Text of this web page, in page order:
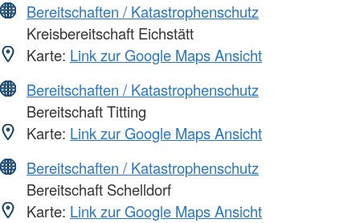
Bereitschaften / Katastrophenschutz
Kreisbereitschaft Eichstätt
Karte: Link zur Google Maps Ansicht
Bereitschaften / Katastrophenschutz
Bereitschaft Titting
Karte: Link zur Google Maps Ansicht
Bereitschaften / Katastrophenschutz
Bereitschaft Schelldorf
Karte: Link zur Google Maps Ansicht